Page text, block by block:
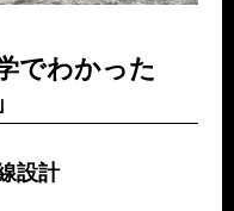
でわかった
設計